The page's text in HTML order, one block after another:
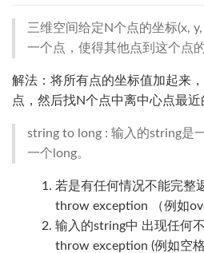
三维空间给定N个点的坐标(x,
一个点，使得其他点到这个点
解法：将所有点的坐标值加起来
点，然后找N个点中离中心点最近
string to long : 输入的string是
一个long。
若是有任何情况不能完整
throw exception （例如
输入的string中 出现任何
throw exception (例如空